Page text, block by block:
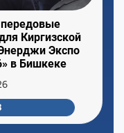
передовые
Киргизской
Экспо
в Бишкеке